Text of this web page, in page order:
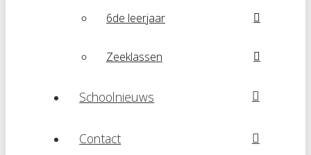
6de leerjaar
Zeeklassen
Schoolnieuws
Contact